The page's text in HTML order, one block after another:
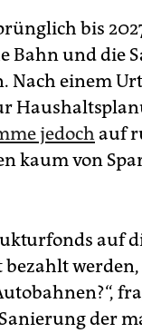
bis
Bahn und die
Nach einem
jedoch auf
kaum von
auf
der